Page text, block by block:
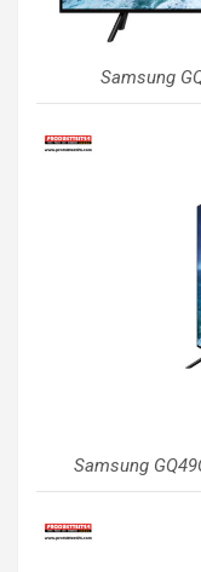
Samsung
Samsung